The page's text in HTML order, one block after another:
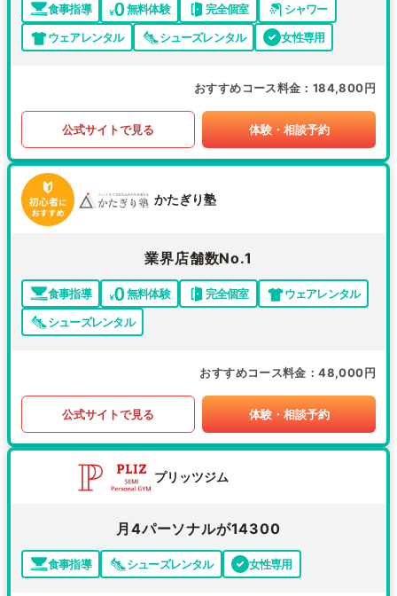
食事指導 無料体験 完全個室
シャワー
ウェアレンタル
シューズレンタル 女性専用
おすすめコース料金 184,800円
公式サイトで見る 体験・相談予約
かたぎり塾
業界店舗数No.1
食事指導 無料体験 完全個室
ウェアレンタル
シューズレンタル
おすすめコース料金 48,000円
公式サイトで見る 体験・相談予約
プリッツジム
月4パーソナルが14300
食事指導 シューズレンタル 女性専用